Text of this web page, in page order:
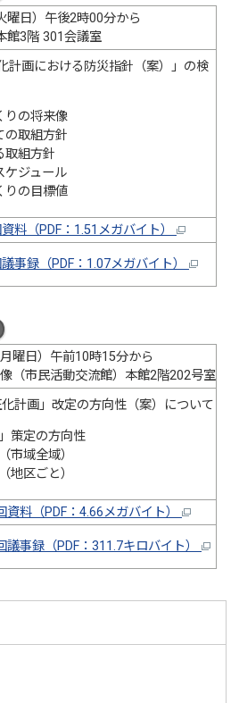
曜日）午後2時00分から
館3階 301会議室
計画における防災指針（案）」の検
りの将来像
の取組方針
取組方針
ケジュール
りの目標値
料（PDF：1.51メガバイト）
事録（PDF：1.07メガバイト）
曜日）午前10時15分から
（市民活動交流館）本館2階202号室
化計画」改定の方向性（案）について
策定の方向性
市域全域）
地区ごと）
料（PDF：4.66メガバイト）
事録（PDF：311.7キロバイト）